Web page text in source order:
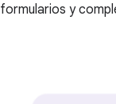
formularios y